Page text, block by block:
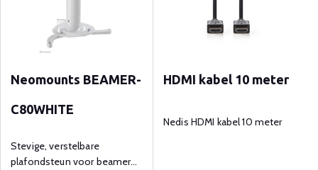
Neomounts BEAMER-
C80WHITE
Stevige, verstelbare
plafondsteun voor beamers
HDMI kabel 10 meter
Nedis HDMI kabel 10 meter